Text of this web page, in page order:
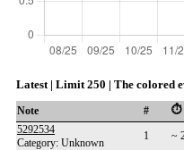
Latest | Limit 250 | The colored
Note # ⏱️
5292534
Category: Unknown
1 ~